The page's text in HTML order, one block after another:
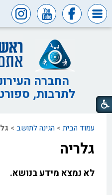
ומכרזים
חופש
המידע
דבר
ראש
דבר
החברה
לתרבות,
עמוד הבית >הגינה לתושב >
גלריה
לא נמצא מידע בנושא.